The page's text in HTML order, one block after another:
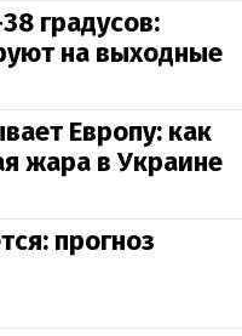
градусов:
на выходные
Европу: как
жара в Украине
прогноз